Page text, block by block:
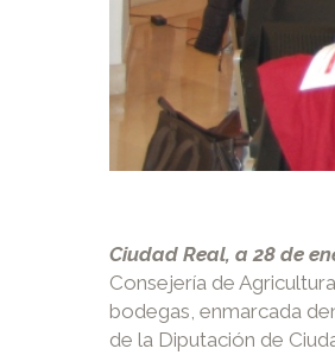
Ciudad Real, a 28 de
Consejería de
bodegas, enmarcada
de la Diputación de